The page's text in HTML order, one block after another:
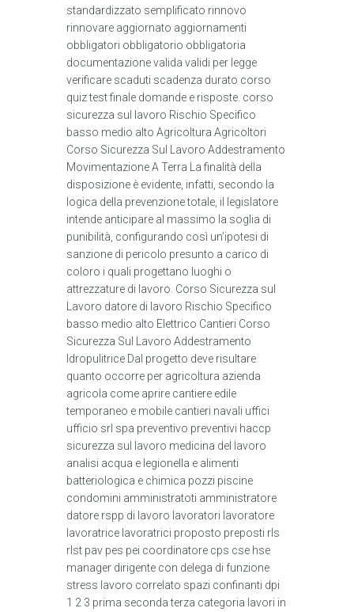
standardizzato semplificato rinnovo
rinnovare aggiornato aggiornamenti
obbligatori obbligatorio obbligatoria
documentazione valida validi per legge
verificare scaduti scadenza durato corso
quiz test finale domande e risposte. corso
sicurezza sul lavoro Rischio Specifico
basso medio alto Agricoltura Agricoltori
Corso Sicurezza Sul Lavoro Addestramento
Movimentazione A Terra La finalità della
disposizione è evidente, infatti, secondo la
logica della prevenzione totale, il legislatore
intende anticipare al massimo la soglia di
punibilità, configurando così un’ipotesi di
sanzione di pericolo presunto a carico di
coloro i quali progettano luoghi o
attrezzature di lavoro. Corso Sicurezza sul
Lavoro datore di lavoro Rischio Specifico
basso medio alto Elettrico Cantieri Corso
Sicurezza Sul Lavoro Addestramento
Idropulitrice Dal progetto deve risultare
quanto occorre per agricoltura azienda
agricola come aprire cantiere edile
temporaneo e mobile cantieri navali uffici
ufficio srl spa preventivo preventivi haccp
sicurezza sul lavoro medicina del lavoro
analisi acqua e legionella e alimenti
batteriologica e chimica pozzi piscine
condomini amministratoti amministratore
datore rspp di lavoro lavoratori lavoratore
lavoratrice lavoratrici proposto preposti rls
rlst pav pes pei coordinatore cps cse hse
manager dirigente con delega di funzione
stress lavoro correlato spazi confinanti dpi
1 2 3 prima seconda terza categoria lavori in